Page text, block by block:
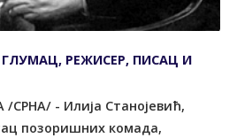
ГЛУМАЦ, РЕЖИСЕР, ПИСАЦ И
СРНА/ - Илија Станојевић,
позоришних комада,